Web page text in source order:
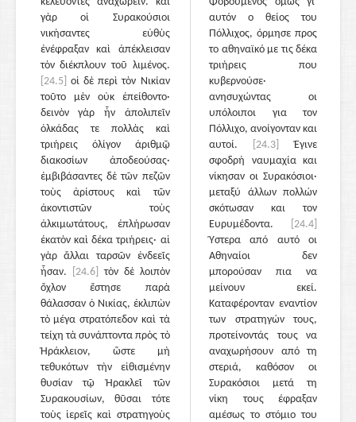
γὰρ οἱ Συρακούσιοι
νικήσαντες εὐθὺς
ἐνέφραξαν καὶ ἀπέκλεισαν
τὸν διέκπλουν τοῦ λιμένος.
[24.5]
οἱ δὲ περὶ τὸν Νικίαν
τοῦτο μὲν οὐκ ἐπείθοντο·
δεινὸν γὰρ ἦν ἀπολιπεῖν
ὁλκάδας τε πολλὰς καὶ
τριήρεις ὀλίγον ἀριθμῷ
διακοσίων ἀποδεούσας·
ἐμβιβάσαντες δὲ τῶν πεζῶν
τοὺς ἀρίστους καὶ τῶν
ἀκοντιστῶν τοὺς
ἀλκιμωτάτους, ἐπλήρωσαν
ἑκατὸν καὶ δέκα τριήρεις· αἱ
γὰρ ἄλλαι ταρσῶν ἐνδεεῖς
ἦσαν.
[24.6]
τὸν δὲ λοιπὸν
ὄχλον ἔστησε παρὰ
θάλασσαν ὁ Νικίας, ἐκλιπὼν
τὸ μέγα στρατόπεδον καὶ τὰ
τείχη τὰ συνάπτοντα πρὸς τὸ
Ἡράκλειον, ὥστε μὴ
τεθυκότων τὴν εἰθισμένην
θυσίαν τῷ Ἡρακλεῖ τῶν
Συρακουσίων, θῦσαι τότε
τοὺς ἱερεῖς καὶ στρατηγοὺς
αυτόν ο θείος του
Πόλλιχος, όρμησε προς
το αθηναϊκό με τις δέκα
τριήρεις που
κυβερνούσε·
ανησυχώντας οι
υπόλοιποι για τον
Πόλλιχο, ανοίγονταν και
αυτοί.
[24.3]
Έγινε
σφοδρή ναυμαχία και
νίκησαν οι Συρακόσιοι·
μεταξύ άλλων πολλών
σκότωσαν και τον
Ευρυμέδοντα.
[24.4]
Ύστερα από αυτό οι
Αθηναίοι δεν
μπορούσαν πια να
μείνουν εκεί.
Καταφέρονταν εναντίον
των στρατηγών τους,
προτείνοντάς τους να
αναχωρήσουν από τη
στεριά, καθόσον οι
Συρακόσιοι μετά τη
νίκη τους έφραξαν
αμέσως το στόμιο του